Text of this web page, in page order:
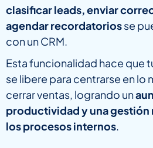
clasificar leads, enviar
agendar recordatoriosse
con un CRM.
Esta funcionalidad hace que
se libere para centrarse en lo
cerrar ventas, logrando un
productividad y una gestión
los procesos internos.